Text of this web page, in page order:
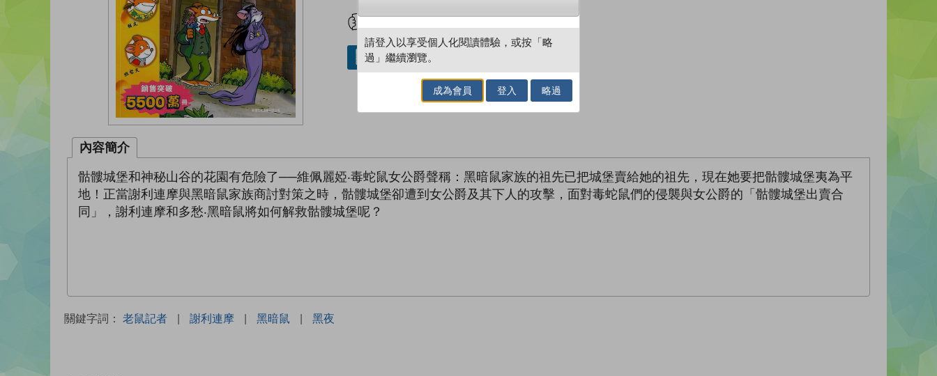
借閱實體書
內容簡介
骷髏城堡和神秘山谷的花園有危險了──維佩麗婭‧毒蛇鼠女公爵聲稱：黑暗鼠家族的祖先已把城堡賣給她的祖先，現在她要把骷髏城堡夷為平
地！正當謝利連摩與黑暗鼠家族商討對策之時，骷髏城堡卻遭到女公爵及其下人的攻擊，面對毒蛇鼠們的侵襲與女公爵的「骷髏城堡出賣合
同」，謝利連摩和多愁‧黑暗鼠將如何解救骷髏城堡呢？
關鍵字詞： 老鼠記者 | 謝利連摩 | 黑暗鼠 | 黑夜
請登入以享受個人化閱讀體驗，或按「略
過」繼續瀏覽。
成為會員 登入 略過